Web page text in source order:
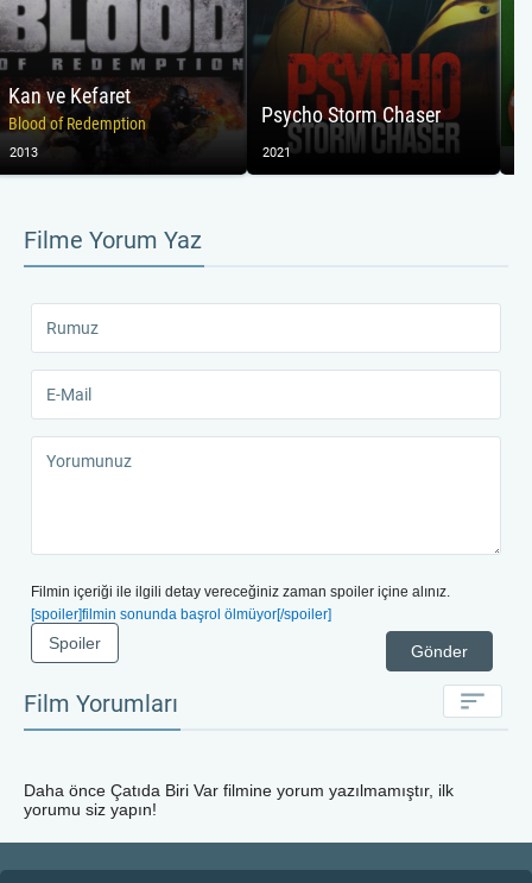
Kan ve Kefaret
Blood of Redemption
2013
Psycho Storm Chaser
2021
Filme Yorum Yaz
Filmin içeriği ile ilgili detay vereceğiniz zaman spoiler içine alınız.
[spoiler]filmin sonunda başrol ölmüyor[/spoiler]
Gönder
Spoiler
Film Yorumları
Daha önce Çatıda Biri Var filmine yorum yazılmamıştır, ilk
yorumu siz yapın!